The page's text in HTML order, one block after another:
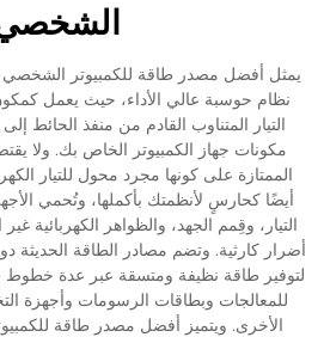
نظام حوسبة عالي الأداء، حيث يعمل كمكونٍ
التيار المتناوب القادم من منفذ الحائط
مكونات جهاز الكمبيوتر الخاص بك. ولا
الممتازة على كونها مجرد محول للتيار
أيضًا كحارسٍ لأنظمتك بأكملها، وتُحمي
التيار، وقِمم الجهد، والظواهر الكهربائية
أضرار كارثية. وتضم مصادر الطاقة الحديثة
لتوفير طاقة نظيفة ومتسقة عبر عدة خطوط
للمعالجات وبطاقات الرسومات وأجهزة
الأخرى. ويتميز أفضل مصدر طاقة